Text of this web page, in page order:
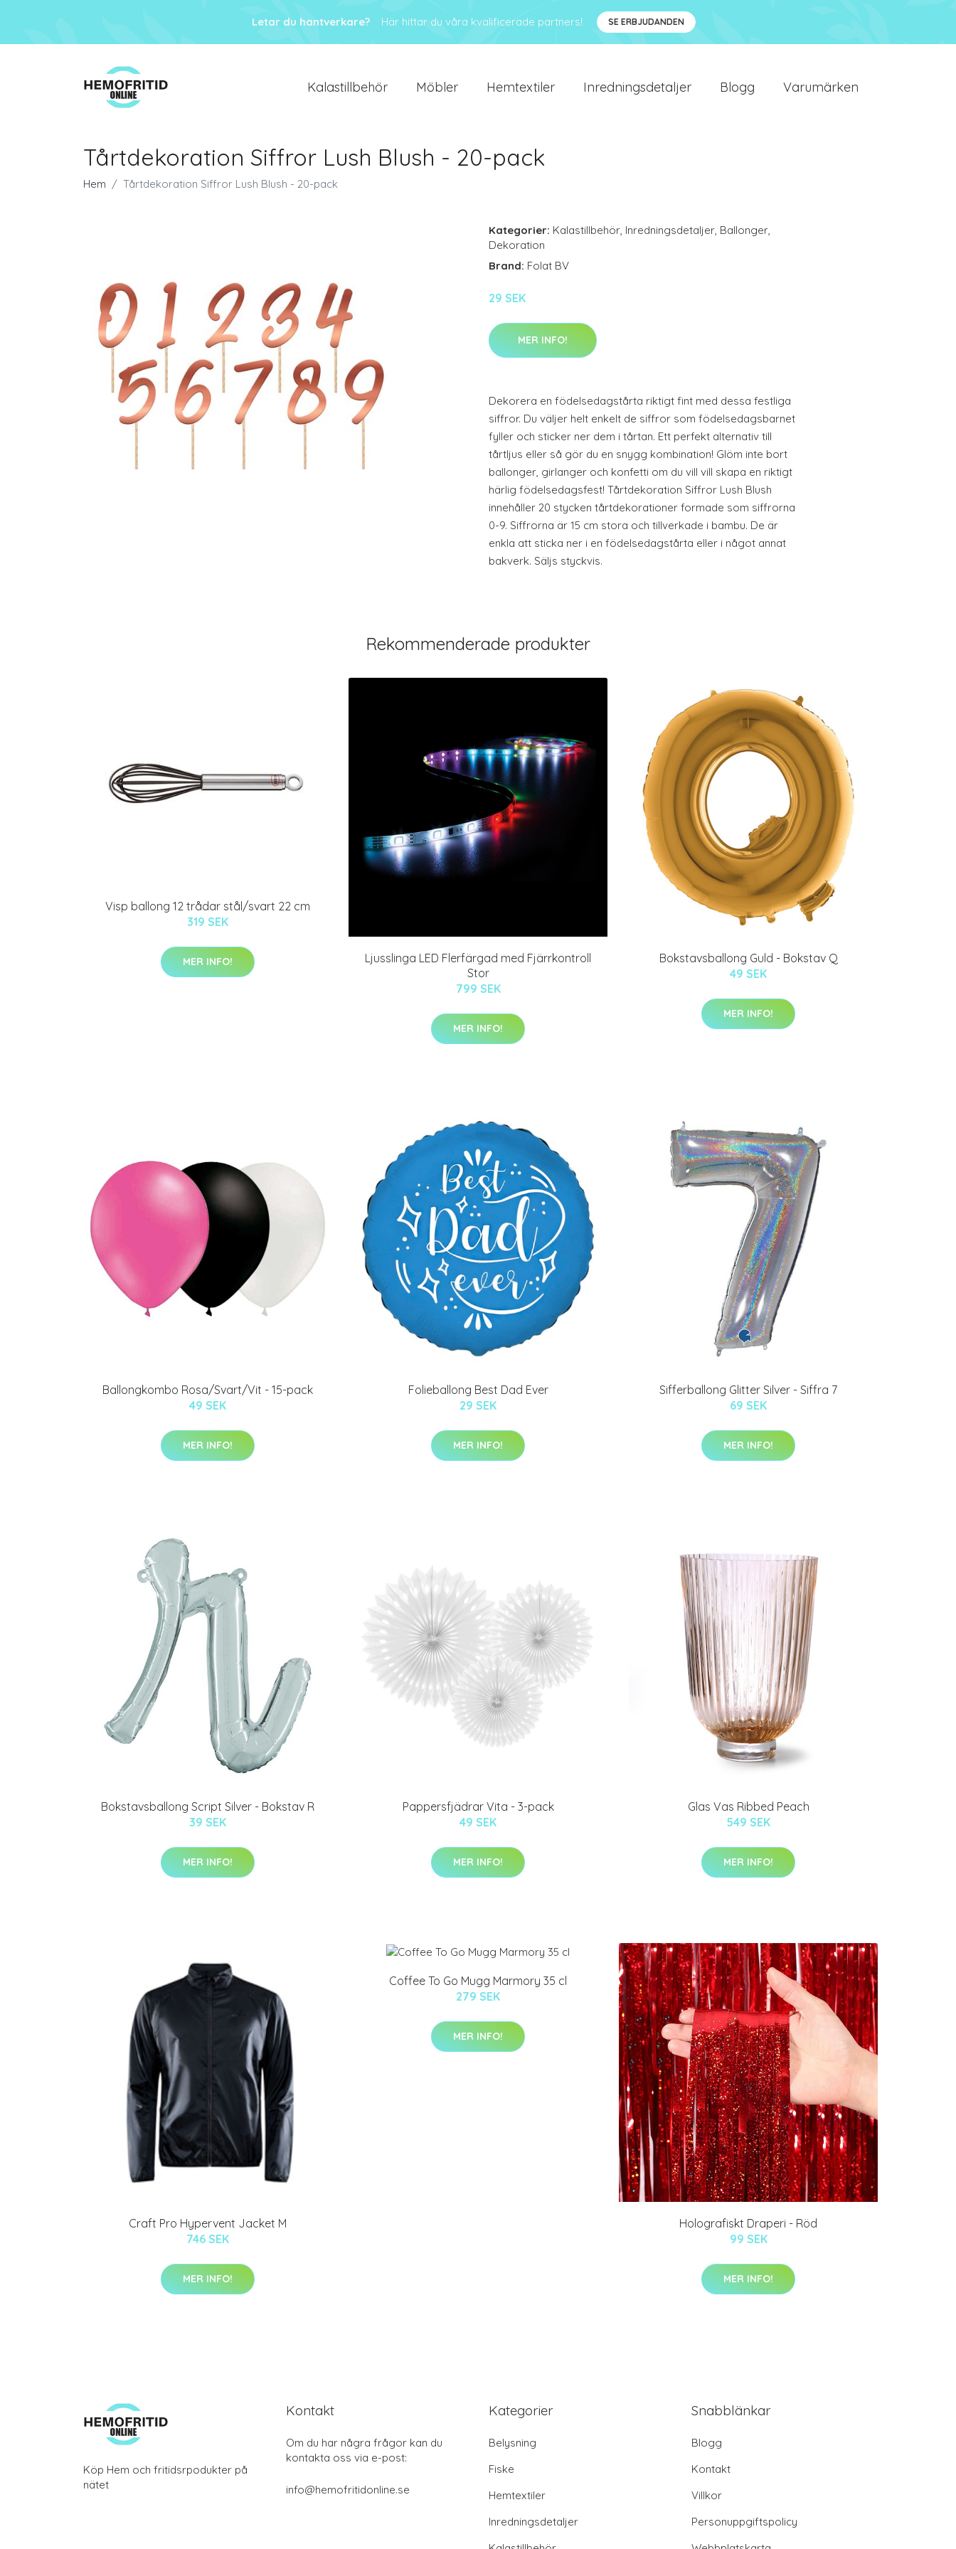
Letar du hantverkare? Här hittar du våra kvalificerade partners! SE ERBJUDANDEN
Kalastillbehör Möbler Hemtextiler Inredningsdetaljer Blogg Varumärken
Tårtdekoration Siffror Lush Blush - 20-pack
Hem Tårtdekoration Siffror Lush Blush - 20-pack
Kategorier: Kalastillbehör, Inredningsdetaljer, Ballonger,
Dekoration
Brand: Folat BV
29 SEK
MER INFO!
Dekorera en födelsedagstårta riktigt fint med dessa festliga
siffror. Du väljer helt enkelt de siffror som födelsedagsbarnet
fyller och sticker ner dem i tårtan. Ett perfekt alternativ till
tårtljus eller så gör du en snygg kombination! Glöm inte bort
ballonger, girlanger och konfetti om du vill vill skapa en riktigt
härlig födelsedagsfest! Tårtdekoration Siffror Lush Blush
innehåller 20 stycken tårtdekorationer formade som siffrorna
0-9. Siffrorna är 15 cm stora och tillverkade i bambu. De är
enkla att sticka ner i en födelsedagstårta eller i något annat
bakverk. Säljs styckvis.
Rekommenderade produkter
Visp ballong 12 trådar stål/svart 22 cm
319 SEK
MER INFO!
Ljusslinga LED Flerfärgad med Fjärrkontroll
Stor
799 SEK
MER INFO!
Bokstavsballong Guld - Bokstav Q
49 SEK
MER INFO!
Ballongkombo Rosa/Svart/Vit - 15-pack
49 SEK
MER INFO!
Folieballong Best Dad Ever
29 SEK
MER INFO!
Sifferballong Glitter Silver - Siffra 7
69 SEK
MER INFO!
Bokstavsballong Script Silver - Bokstav R
39 SEK
MER INFO!
Pappersfjädrar Vita - 3-pack
49 SEK
MER INFO!
Glas Vas Ribbed Peach
549 SEK
MER INFO!
Craft Pro Hypervent Jacket M
746 SEK
MER INFO!
Coffee To Go Mugg Marmory 35 cl
279 SEK
MER INFO!
Holografiskt Draperi - Röd
99 SEK
MER INFO!
Köp Hem och fritidsrpodukter på
nätet
Kontakt
Om du har några frågor kan du
kontakta oss via e-post:
info@hemofritidonline.se
Kategorier
Belysning
Fiske
Hemtextiler
Inredningsdetaljer
Snabblänkar
Blogg
Kontakt
Villkor
Personuppgiftspolicy